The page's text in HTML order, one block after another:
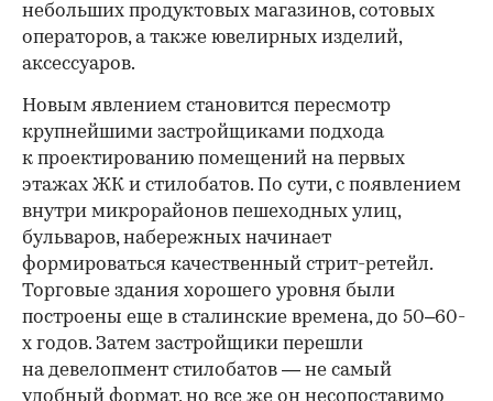
небольших продуктовых магазинов, сотовых
операторов, а также ювелирных изделий,
аксессуаров.
Новым явлением становится пересмотр
крупнейшими застройщиками подхода
к проектированию помещений на первых
этажах ЖК и стилобатов. По сути, с появлением
внутри микрорайонов пешеходных улиц,
бульваров, набережных начинает
формироваться качественный стрит-ретейл.
Торговые здания хорошего уровня были
построены еще в сталинские времена, до 50–60-
х годов. Затем застройщики перешли
на девелопмент стилобатов — не самый
удобный формат, но все же он несопоставимо